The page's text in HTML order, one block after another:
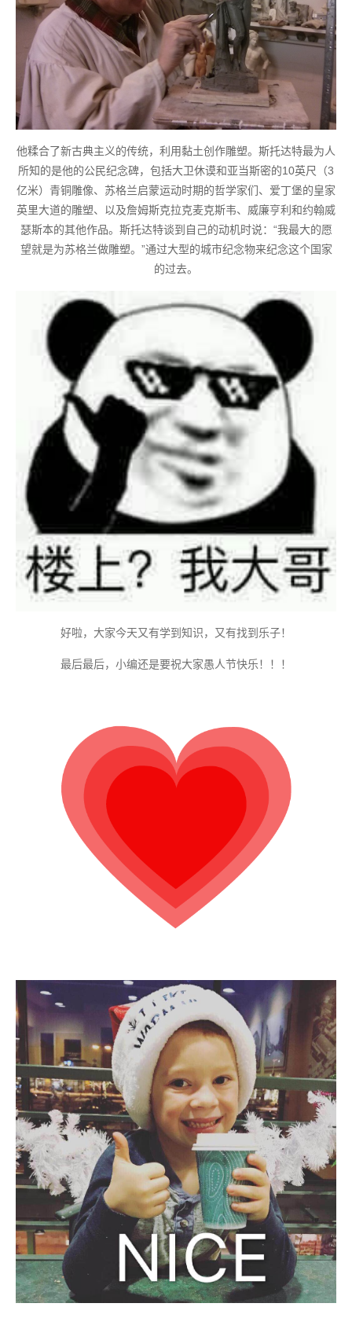
他糅合了新古典主义的传统，利用黏土创作雕塑。斯托达特最为人
所知的是他的公民纪念碑，包括大卫休谟和亚当斯密的10英尺（3
亿米）青铜雕像、苏格兰启蒙运动时期的哲学家们、爱丁堡的皇家
英里大道的雕塑、以及詹姆斯克拉克麦克斯韦、威廉亨利和约翰威
瑟斯本的其他作品。斯托达特谈到自己的动机时说：“我最大的愿
望就是为苏格兰做雕塑。”通过大型的城市纪念物来纪念这个国家
的过去。
好啦，大家今天又有学到知识，又有找到乐子！
最后最后，小编还是要祝大家愚人节快乐！！！